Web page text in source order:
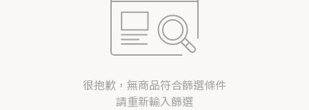
很抱歉，無商品符合篩選條件
請重新輸入篩選